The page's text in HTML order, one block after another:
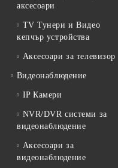
аксесоари
TV Тунери и Видео
кепчър устройства
Аксесоари за телевизор
Видеонаблюдение
IP Камери
NVR/DVR системи за
видеонаблюдение
Аксесоари за
видеонаблюдение